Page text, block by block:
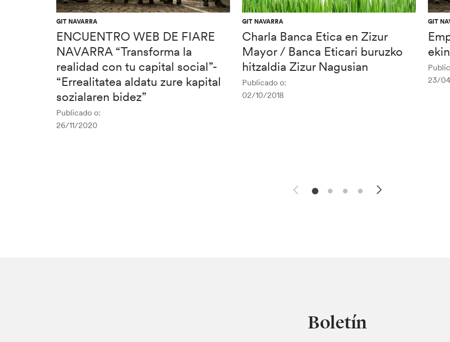
GIT NAVARRA
ENCUENTRO WEB DE FIARE
NAVARRA “Transforma la
realidad con tu capital social”-
“Errealitatea aldatu zure kapital
sozialaren bidez”
Publicado o:
26/11/2020
GIT NAVARRA
Charla Banca Etica en Zizur
Mayor / Banca Eticari buruzko
hitzaldia Zizur Nagusian
Publicado o:
02/10/2018
GIT
23/
Boletín